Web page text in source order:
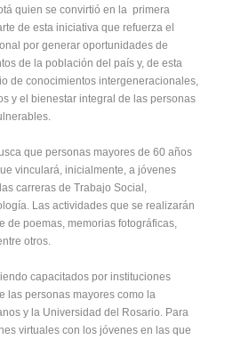
quien se convirtió en la primera
de esta iniciativa que refuerza el
por generar oportunidades de
de la población del país y, de esta
de conocimientos intergeneracionales,
y el bienestar integral de las personas
que personas mayores de 60 años
vinculará, inicialmente, a jóvenes
carreras de Trabajo Social,
Las actividades que se realizarán
de poemas, memorias fotográficas,
otros.
capacitados por instituciones
las personas mayores como la
y la Universidad del Rosario. Para
virtuales con los jóvenes en las que